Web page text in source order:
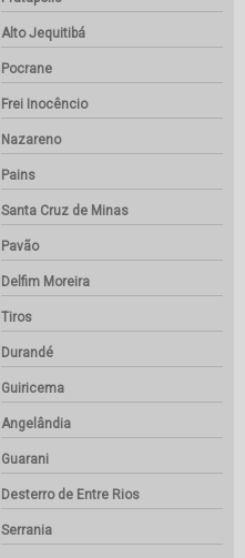
Alto Jequitibá
Pocrane
Frei Inocêncio
Nazareno
Pains
Santa Cruz de Minas
Pavão
Delfim Moreira
Tiros
Durandé
Guiricema
Angelândia
Guarani
Desterro de Entre Rios
Serrania